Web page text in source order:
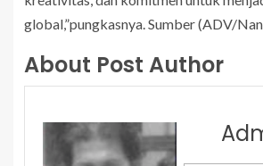
global,”pungkasnya. Sumber (ADV/
About Post Author